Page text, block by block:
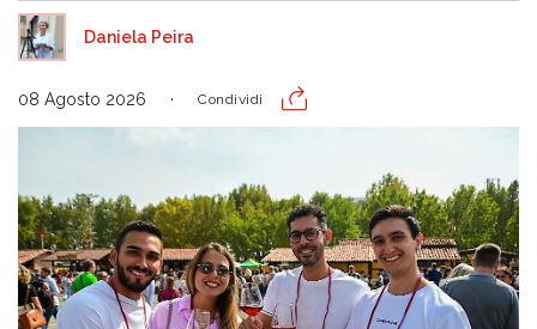
Daniela Peira
08 Agosto 2026 Condividi